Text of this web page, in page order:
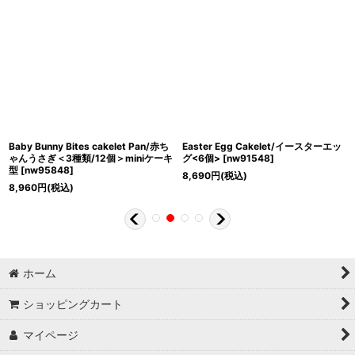
Baby Bunny Bites cakelet Pan/赤ち
ゃんうさぎ＜3種類/12個＞miniケーキ
型 [nw95848]
8,960円(税込)
Easter Egg Cakelet/イースターエッ
グ<6個> [nw91548]
8,690円(税込)
ホーム
ショッピングカート
マイページ